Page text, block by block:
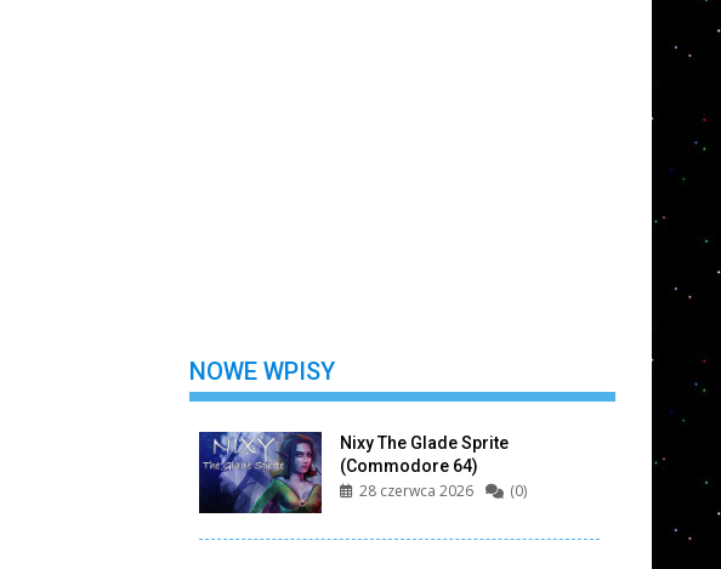
NOWE WPISY
Nixy The Glade Sprite
(Commodore 64)
28 czerwca 2026 (0)